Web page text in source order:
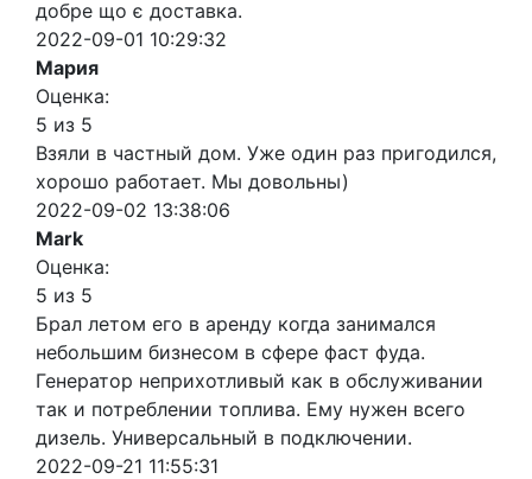
добре що є доставка.
2022-09-01 10:29:32
Мария
Оценка:
5 из 5
Взяли в частный дом. Уже один раз пригодился,
хорошо работает. Мы довольны)
2022-09-02 13:38:06
Mark
Оценка:
5 из 5
Брал летом его в аренду когда занимался
небольшим бизнесом в сфере фаст фуда.
Генератор неприхотливый как в обслуживании
так и потреблении топлива. Ему нужен всего
дизель. Универсальный в подключении.
2022-09-21 11:55:31